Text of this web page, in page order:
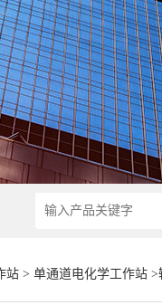
站> 单通道电化学工作站>